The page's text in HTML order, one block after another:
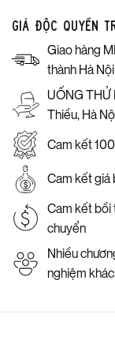
Giá độc quyền
Giao hàng
thành Hà Nội
UỐNG THỬ
Thiều, Hà
Cam kết
Cam kết giá
Cam kết bồi
chuyển
Nhiều
nghiệm